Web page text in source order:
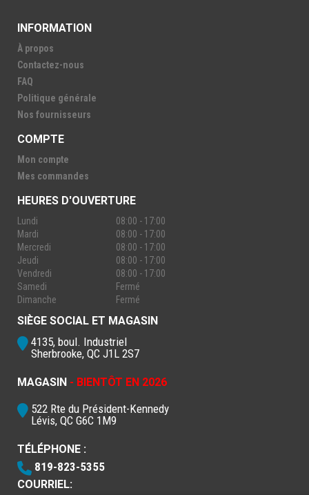
INFORMATION
À propos
Contactez-nous
FAQ
Politique générale
Nos fournisseurs
COMPTE
Mon compte
Mes commandes
HEURES D'OUVERTURE
Lundi
08:00 - 17:00
Mardi
08:00 - 17:00
Mercredi
08:00 - 17:00
Jeudi
08:00 - 17:00
Vendredi
08:00 - 17:00
Samedi
Fermé
Dimanche
Fermé
SIÈGE SOCIAL ET MAGASIN
4135, boul. Industriel
Sherbrooke, QC J1L 2S7
MAGASIN - BIENTÔT EN 2026
522 Rte du Président-Kennedy
Lévis, QC G6C 1M9
TÉLÉPHONE :
819-823-5355
COURRIEL: